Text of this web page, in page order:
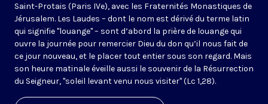
Saint-Protais (Paris IVe), avec les Fraternités Monastiques de
Jérusalem. Les Laudes – dont le nom est dérivé du terme latin
qui signifie "louange" – sont d’abord la prière de louange qui
ouvre la journée pour remercier Dieu du don qu’il nous fait de
ce jour nouveau, et le placer tout entier sous son regard. Mais
son heure matinale éveille aussi le souvenir de la Résurrection
du Seigneur, "soleil levant venu nous visiter" (Lc 1,28).